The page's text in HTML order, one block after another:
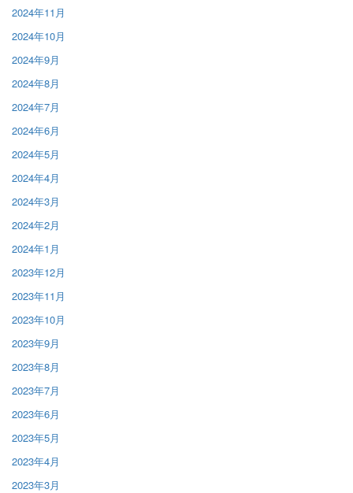
2024年11月
2024年10月
2024年9月
2024年8月
2024年7月
2024年6月
2024年5月
2024年4月
2024年3月
2024年2月
2024年1月
2023年12月
2023年11月
2023年10月
2023年9月
2023年8月
2023年7月
2023年6月
2023年5月
2023年4月
2023年3月